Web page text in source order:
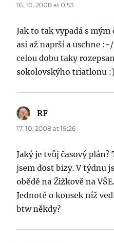
16. 10. 2008 at 0:53
Jak to tak vypadá s
asi až naprší a uschne
celou dobu taky
sokolovskýho triatlonu
RF
17. 10. 2008 at 19:26
Jaký je tvůj časový plán?
jsem dost bizy. V týdnu
obědě na Žižkově na
Jednotě o kousek níž
btw někdy?